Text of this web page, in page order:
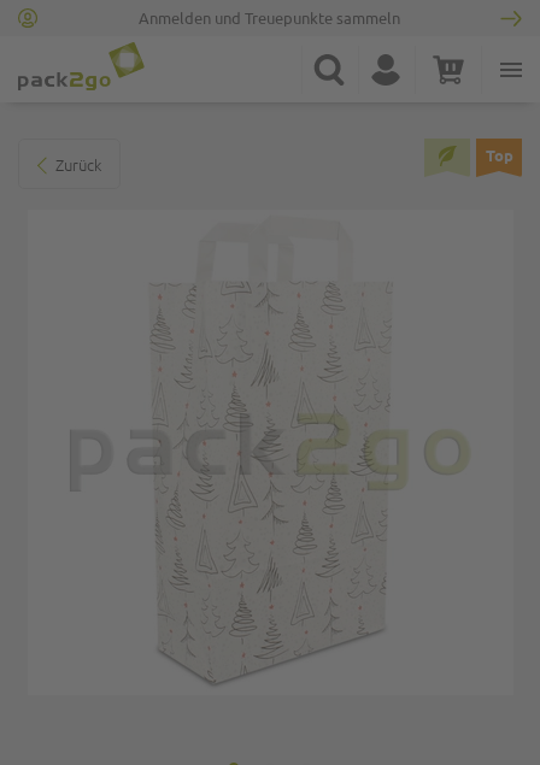
Anmelden und Treuepunkte sammeln
Suche Konto Warenkorb
Zurück Top